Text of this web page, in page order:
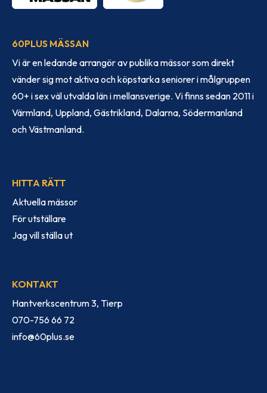
60PLUS MÄSSAN
Vi är en ledande arrangör av publika mässor som direkt
vänder sig mot aktiva och köpstarka seniorer i målgruppen
60+ i sex väl utvalda län i mellansverige. Vi finns sedan 2011 i
Värmland, Uppland, Gästrikland, Dalarna, Södermanland
och Västmanland.
HITTA RÄTT
Aktuella mässor
För utställare
Jag vill ställa ut
KONTAKT
Hantverkscentrum 3, Tierp
070-756 66 72
info@60plus.se